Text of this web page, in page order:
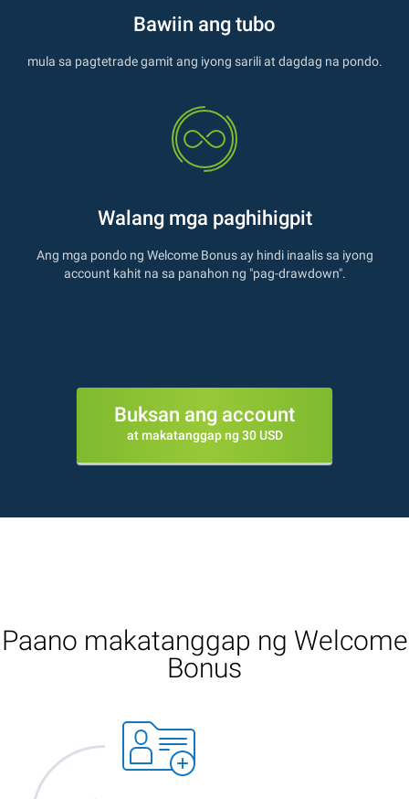
Bawiin ang tubo
mula sa pagtetrade gamit ang iyong sarili at dagdag na pondo.
Walang mga paghihigpit
Ang mga pondo ng Welcome Bonus ay hindi inaalis sa iyong
account kahit na sa panahon ng "pag-drawdown".
Buksan ang account
at makatanggap ng 30 USD
Paano makatanggap ng Welcome
Bonus